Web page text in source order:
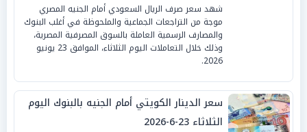
شهد سعر صرف الريال السعودي أمام الجنيه المصري
موجة من التراجعات الجماعية والملحوظة في أغلب البنوك
والمصارف الرسمية العاملة بالسوق المصرفية المصرية،
وذلك خلال التعاملات اليوم الثلاثاء، الموافق 23 يونيو
2026.
سعر الدينار الكويتي أمام الجنيه بالبنوك اليوم
الثلاثاء 23-6-2026